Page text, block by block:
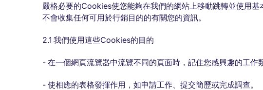
嚴格必要的Cookies使您能夠在我們的網站上移動跳轉並使用
不會收集任何可用於行銷目的的有關您的資訊。
2.1 我們使用這些Cookies的目的
- 在一個網頁流覽器中流覽不同的頁面時，記住您感興趣的工作
- 使相應的表格發揮作用，如申請工作、提交簡歷或完成調查。